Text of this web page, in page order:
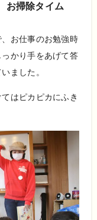
お掃除タイム
お仕事のお勉強時
かり手をあげて答
ました。
はピカピカにふき